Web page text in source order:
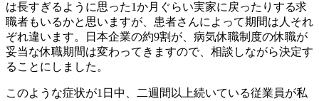
は長すぎるように思った1か月ぐらい実家に戻ったりする求
職者もいるかと思いますが、患者さんによって期間は人それ
ぞれ違います。日本企業の約9割が、病気休職制度の休職が
妥当な休職期間は変わってきますので、相談しながら決定す
ることにしました。
このような症状が1日中、二週間以上続いている従業員が私